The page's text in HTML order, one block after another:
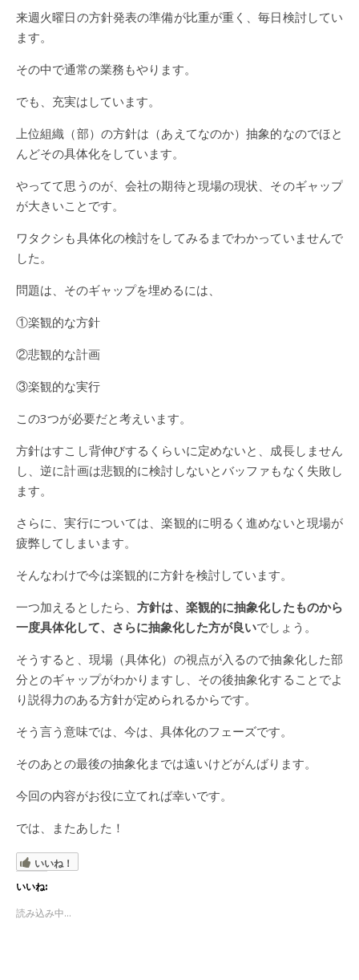
来週火曜日の方針発表の準備が比重が重く、毎日検討してい
ます。
その中で通常の業務もやります。
でも、充実はしています。
上位組織（部）の方針は（あえてなのか）抽象的なのでほと
んどその具体化をしています。
やってて思うのが、会社の期待と現場の現状、そのギャップ
が大きいことです。
ワタクシも具体化の検討をしてみるまでわかっていませんで
した。
問題は、そのギャップを埋めるには、
①楽観的な方針
②悲観的な計画
③楽観的な実行
この3つが必要だと考えいます。
方針はすこし背伸びするくらいに定めないと、成長しません
し、逆に計画は悲観的に検討しないとバッファもなく失敗し
ます。
さらに、実行については、楽観的に明るく進めないと現場が
疲弊してしまいます。
そんなわけで今は楽観的に方針を検討しています。
一つ加えるとしたら、方針は、楽観的に抽象化したものから
一度具体化して、さらに抽象化した方が良いでしょう。
そうすると、現場（具体化）の視点が入るので抽象化した部
分とのギャップがわかりますし、その後抽象化することでよ
り説得力のある方針が定められるからです。
そう言う意味では、今は、具体化のフェーズです。
そのあとの最後の抽象化までは遠いけどがんばります。
今回の内容がお役に立てれば幸いです。
では、またあした！
いいね！
いいね:
読み込み中...